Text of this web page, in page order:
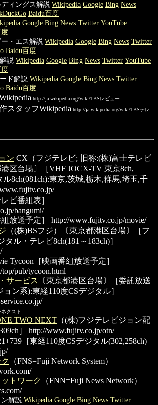
ィングス解説 Wikipedia Google Bing News
Baidu百度
Google Bing News Twitter YouTube
度
・エス解説Wikipedia Google Bing News Twitter
Baidu百度
説 Wikipedia Google Bing News Twitter YouTube
度
ド解説 Wikipedia Google Bing News Twitter
Baidu百度
http://ja.wikipedia.org/wiki/TBSレビュー
スタッフWikipedia http://ja.wikipedia.org/wiki/TBSテレ
ン CX（フジテレビ; 旧称:(株)富士テレビ
区台場〕［VHF JOCX-TV 東京8ch,
8ch(081ch):東京,茨城,栃木,群馬,埼玉,千
レビ番組表］
bangumi/
放送予定］
http://www.fujitv.co.jp/movie/
（(株)BSフジ）〔東京都港区台場〕［フ
ル・テレビ8ch(181～183ch)］
Tycoon ［映画番組放送予定］
pub/tycoon.html
サービス
〔東京都港区台場〕［委託放送
ン系):東経110度CSデジタル］
クスト
TWO NEXT （(株)フジテレビジョン配
］
http://www.fujitv.co.jp/otn/
［東経110度CSデジタル(302,258ch)
（FNS=Fuji Network System）
トワーク
（FNN=Fuji News Network）
解説Wikipedia Google Bing News Twitter